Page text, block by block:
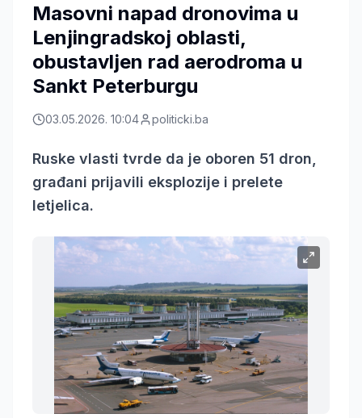
Masovni napad dronovima u
Lenjingradskoj oblasti,
obustavljen rad aerodroma u
Sankt Peterburgu
03.05.2026. 10:04 politicki.ba
Ruske vlasti tvrde da je oboren 51 dron,
građani prijavili eksplozije i prelete
letjelica.